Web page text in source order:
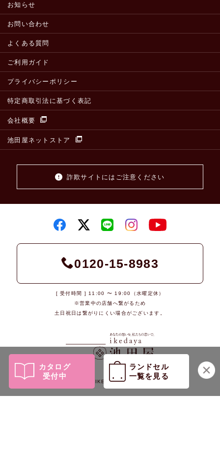
カタログ
受付中
ランドセル
一覧を見る
お知らせ
お問い合わせ
よくある質問
ご利用ガイド
プライバシーポリシー
特定商取引法に基づく表記
会社概要
池田屋ネットストア
詐欺サイトにはご注意ください
0120-15-8983
[ 受付時間 ] 11:00 〜 19:00（水曜定休）
※営業中の店舗へ繋がるため
土日祝日は繋がりにくい場合がございます。
© 2026 IKEDAYA Co., Ltd.